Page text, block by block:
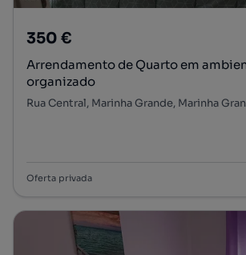
350 €
Arrendamento de Quarto em
organizado
Rua Central, Marinha Grande, Marinha
Oferta privada